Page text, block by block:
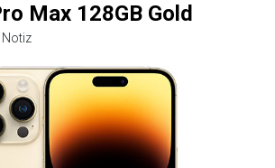
Max 128GB Gold
Notiz